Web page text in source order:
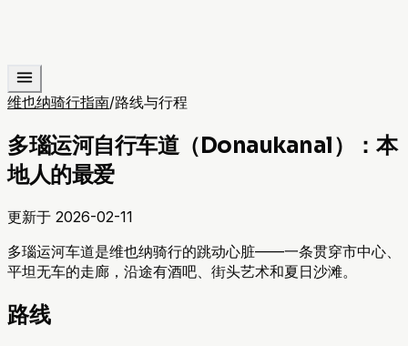
维也纳骑行指南/路线与行程
多瑙运河自行车道（Donaukanal）：本
地人的最爱
更新于 2026-02-11
多瑙运河车道是维也纳骑行的跳动心脏——一条贯穿市中心、
平坦无车的走廊，沿途有酒吧、街头艺术和夏日沙滩。
路线